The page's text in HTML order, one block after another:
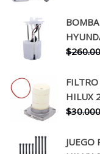
$
HILUX
$30.000
JUEGO